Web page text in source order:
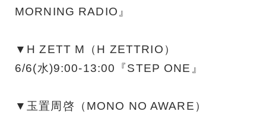
MORNING RADIO』
▼H ZETT M（H ZETTRIO）
6/6(水)9:00-13:00『STEP ONE』
▼玉置周啓（MONO NO AWARE）